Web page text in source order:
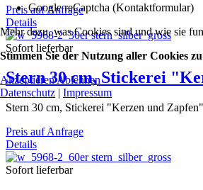
Preis auf Anfrage
Details
Sofort lieferbar
Stern 30 cm, Stickerei
Stern 30 cm, Stickerei "Kerzen und
Preis auf Anfrage
Details
Sofort lieferbar
Google reCaptcha (Kontaktformular)
Mehr dazu, was Cookies sind und wie sie
Stimmen Sie der Nutzung aller Cookies
AkzeptierenAblehnen
Datenschutz | Impressum